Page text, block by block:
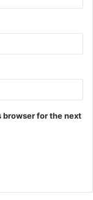
browser for the next